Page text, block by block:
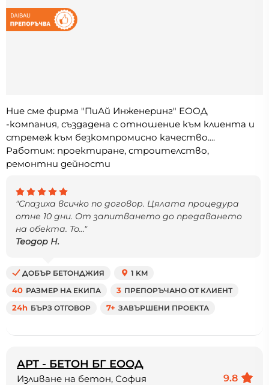
Ние сме фирма "ПиАй Инженеринг" ЕООД
-компания, създадена с отношение към клиента и
стремеж към безкомпромисно качество....
Работим: проектиране, строителство,
ремонтни дейности
"Спазиха всичко по договор. Цялата процедура
отне 10 дни. От запитването до предаването
на обекта. То..."
Теодор Н.
ДОБЪР БЕТОНДЖИЯ
1 KM
40 РАЗМЕР НА ЕКИПА 3 ПРЕПОРЪЧАНО ОТ КЛИЕНТ
24h БЪРЗ ОТГОВОР 7+ ЗАВЪРШЕНИ ПРОЕКТА
АРТ - БЕТОН БГ ЕООД
9.8
Изливане на бетон, София